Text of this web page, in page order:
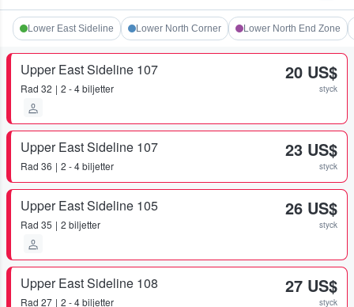
Lower East Sideline Lower North Corner Lower North End Zone
Upper East Sideline 107
Rad 32 2 - 4 biljetter
20 US$
styck
Upper East Sideline 107
Rad 36 2 - 4 biljetter
23 US$
styck
Upper East Sideline 105
Rad 35 2 biljetter
26 US$
styck
Upper East Sideline 108
Rad 27 2 - 4 biljetter
27 US$
styck